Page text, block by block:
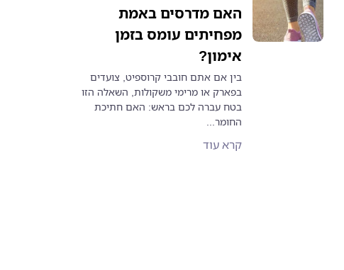
האם מדרסים באמת
מפחיתים עומס בזמן
אימון?
בין אם אתם חובבי קרוספיט, צועדים
בפארק או מרימי משקולות, השאלה הזו
בטח עברה לכם בראש: האם חתיכת
החומר...
קרא עוד